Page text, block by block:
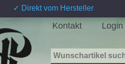
✓ Direkt vom Hersteller
Kontakt Login